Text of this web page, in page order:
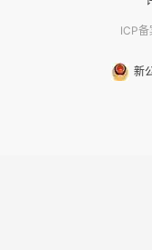
ICP
新